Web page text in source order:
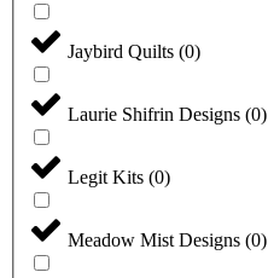
Jaybird Quilts (0)
Laurie Shifrin Designs (0)
Legit Kits (0)
Meadow Mist Designs (0)